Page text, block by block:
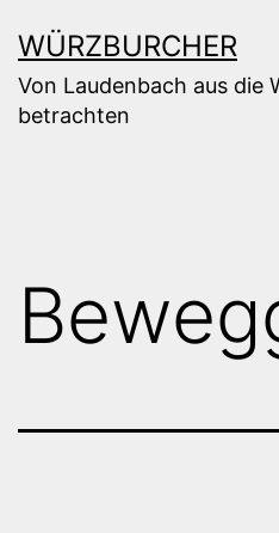
Inhalt
springen
WÜRZBURCHER
Von Laudenbach aus die
betrachten